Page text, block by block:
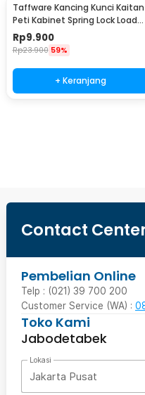
Taffware Kancing Kunci Kaitan
Peti Kabinet Spring Lock Loaded
Buckle Type A - A3
Rp9.900
Rp23.900 59%
+ Keranjang
Contact
Pembelian Online
Telp : (021) 39 700 200
Customer Service (WA) :
Toko Kami
Jabodetabek
Lokasi
Jakarta Pusat